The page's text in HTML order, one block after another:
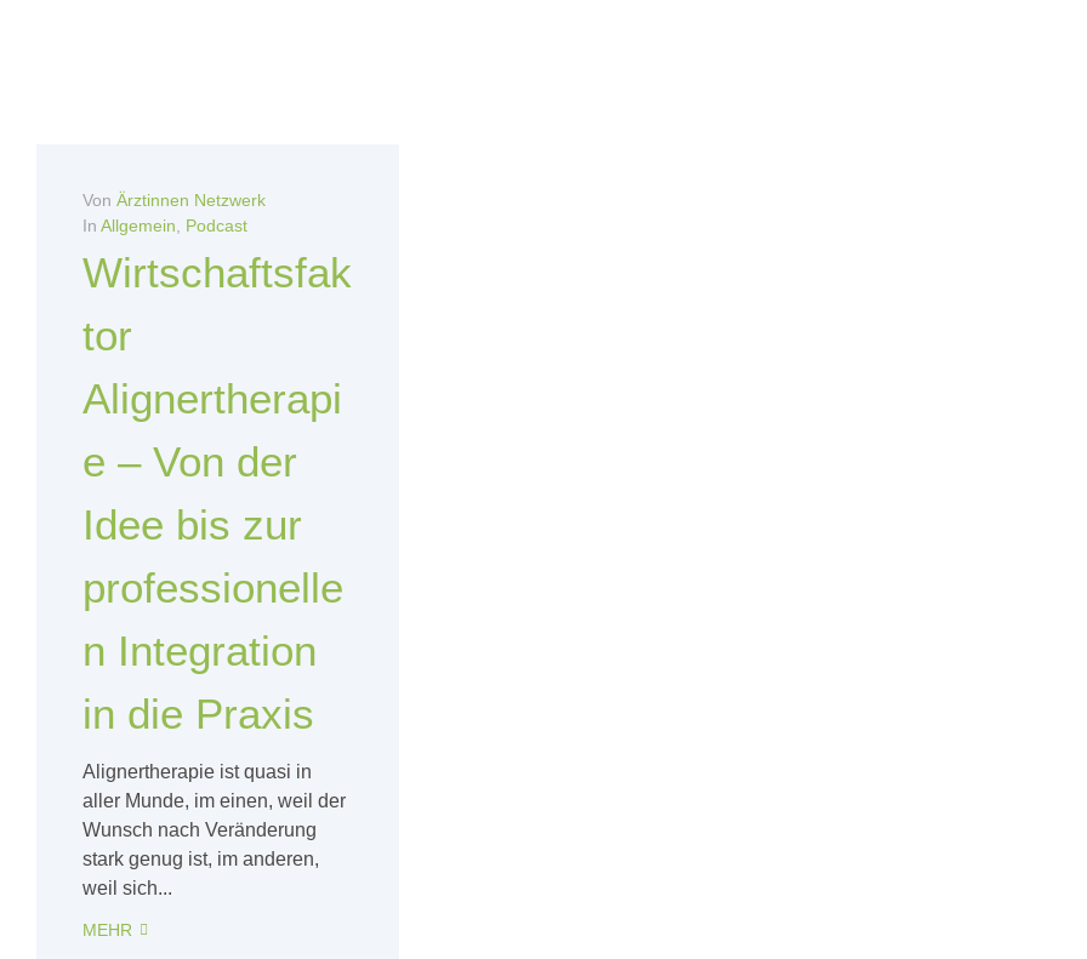
Von Ärztinnen Netzwerk
In Allgemein Podcast
Wirtschaftsfak
tor
Alignertherapi
e – Von der
Idee bis zur
professionelle
n Integration
in die Praxis
Alignertherapie ist quasi in
aller Munde, im einen, weil der
Wunsch nach Veränderung
stark genug ist, im anderen,
weil sich...
MEHR